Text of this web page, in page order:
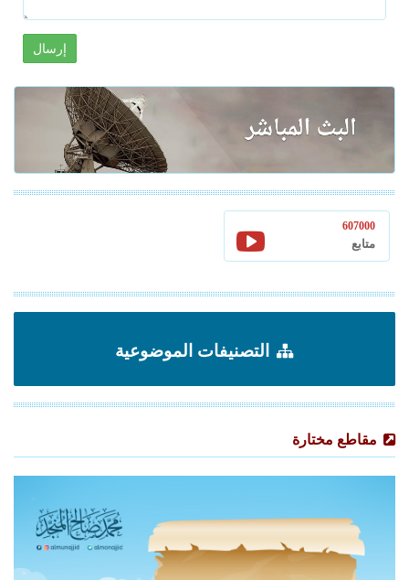
إرسال
607000
متابع
التصنيفات الموضوعية
مقاطع مختارة